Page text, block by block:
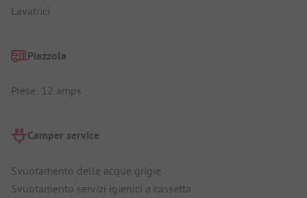
Lavatrici
Piazzola
Prese: 12 amps
Camper service
Svuotamento delle acque grigie
Svuotamento servizi igienici a cassetta